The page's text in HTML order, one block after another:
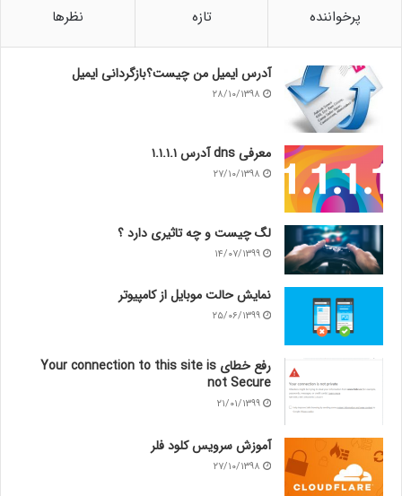
پرخواننده تازه نظرها
آدرس ایمیل من چیست؟بازگردانی ایمیل
۲۸/۱۰/۱۳۹۸
معرفی dns آدرس ۱.۱.۱.۱
۲۷/۱۰/۱۳۹۸
لگ چیست و چه تاثیری دارد ؟
۱۴/۰۷/۱۳۹۹
نمایش حالت موبایل از کامپیوتر
۲۵/۰۶/۱۳۹۹
رفع خطای Your connection to this site is
not Secure
۲۱/۰۱/۱۳۹۹
آموزش سرویس کلود فلر
۲۷/۱۰/۱۳۹۸